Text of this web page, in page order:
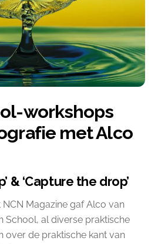
workshops
met Alco
& ‘Capture the drop’
Magazine gaf Alco van
School, al diverse praktische
over de praktische kant van